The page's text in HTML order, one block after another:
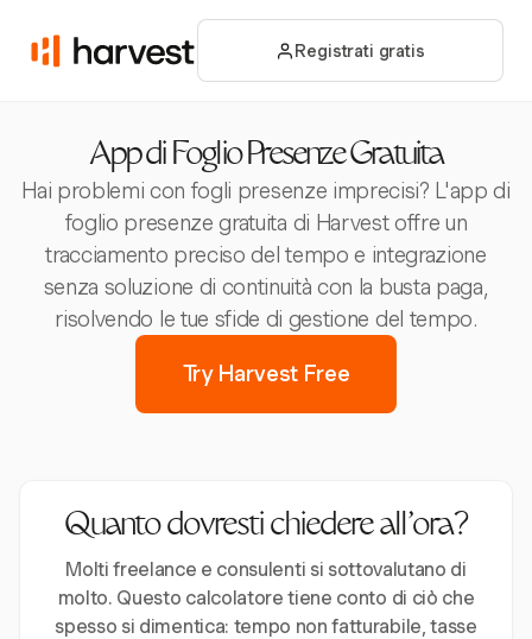
Registrati gratis
App di Foglio Presenze Gratuita
Hai problemi con fogli presenze imprecisi? L'app di
foglio presenze gratuita di Harvest offre un
tracciamento preciso del tempo e integrazione
senza soluzione di continuità con la busta paga,
risolvendo le tue sfide di gestione del tempo.
Try Harvest Free
Quanto dovresti chiedere all’ora?
Molti freelance e consulenti si sottovalutano di
molto. Questo calcolatore tiene conto di ciò che
spesso si dimentica: tempo non fatturabile, tasse